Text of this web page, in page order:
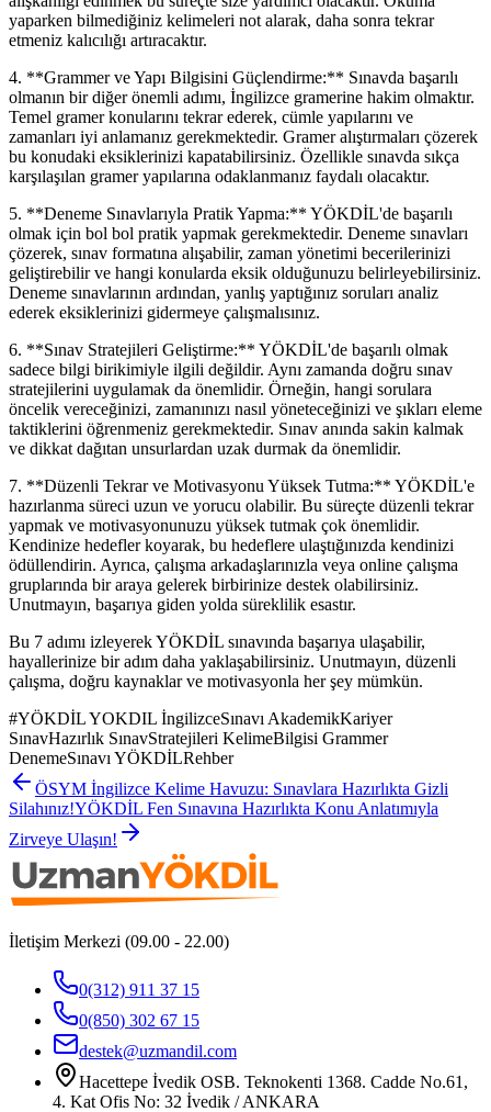
yaparken bilmediğiniz kelimeleri not alarak, daha sonra tekrar
etmeniz kalıcılığı artıracaktır.
4. **Grammer ve Yapı Bilgisini Güçlendirme:** Sınavda başarılı
olmanın bir diğer önemli adımı, İngilizce gramerine hakim olmaktır.
Temel gramer konularını tekrar ederek, cümle yapılarını ve
zamanları iyi anlamanız gerekmektedir. Gramer alıştırmaları çözerek
bu konudaki eksiklerinizi kapatabilirsiniz. Özellikle sınavda sıkça
karşılaşılan gramer yapılarına odaklanmanız faydalı olacaktır.
5. **Deneme Sınavlarıyla Pratik Yapma:** YÖKDİL'de başarılı
olmak için bol bol pratik yapmak gerekmektedir. Deneme sınavları
çözerek, sınav formatına alışabilir, zaman yönetimi becerilerinizi
geliştirebilir ve hangi konularda eksik olduğunuzu belirleyebilirsiniz.
Deneme sınavlarının ardından, yanlış yaptığınız soruları analiz
ederek eksiklerinizi gidermeye çalışmalısınız.
6. **Sınav Stratejileri Geliştirme:** YÖKDİL'de başarılı olmak
sadece bilgi birikimiyle ilgili değildir. Aynı zamanda doğru sınav
stratejilerini uygulamak da önemlidir. Örneğin, hangi sorulara
öncelik vereceğinizi, zamanınızı nasıl yöneteceğinizi ve şıkları eleme
taktiklerini öğrenmeniz gerekmektedir. Sınav anında sakin kalmak
ve dikkat dağıtan unsurlardan uzak durmak da önemlidir.
7. **Düzenli Tekrar ve Motivasyonu Yüksek Tutma:** YÖKDİL'e
hazırlanma süreci uzun ve yorucu olabilir. Bu süreçte düzenli tekrar
yapmak ve motivasyonunuzu yüksek tutmak çok önemlidir.
Kendinize hedefler koyarak, bu hedeflere ulaştığınızda kendinizi
ödüllendirin. Ayrıca, çalışma arkadaşlarınızla veya online çalışma
gruplarında bir araya gelerek birbirinize destek olabilirsiniz.
Unutmayın, başarıya giden yolda süreklilik esastır.
Bu 7 adımı izleyerek YÖKDİL sınavında başarıya ulaşabilir,
hayallerinize bir adım daha yaklaşabilirsiniz. Unutmayın, düzenli
çalışma, doğru kaynaklar ve motivasyonla her şey mümkün.
#YÖKDİL YOKDIL İngilizceSınavı AkademikKariyer
SınavHazırlık SınavStratejileri KelimeBilgisi Grammer
DenemeSınavı YÖKDİLRehber
ÖSYM İngilizce Kelime Havuzu: Sınavlara Hazırlıkta Gizli
Silahınız!YÖKDİL Fen Sınavına Hazırlıkta Konu Anlatımıyla
Zirveye Ulaşın!
İletişim Merkezi (09.00 - 22.00)
0(312) 911 37 15
0(850) 302 67 15
destek@uzmandil.com
Hacettepe İvedik OSB. Teknokenti 1368. Cadde No.61,
4. Kat Ofis No: 32 İvedik / ANKARA